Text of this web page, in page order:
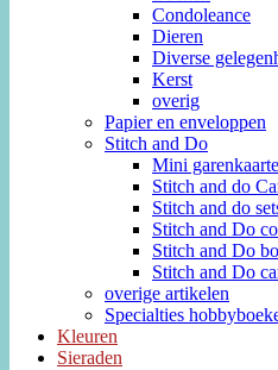
Condoleance
Dieren
Diverse
Kerst
overig
Papier en enveloppen
Stitch and Do
Mini
Stitch and do
Stitch and do
Stitch and Do
Stitch and Do
Stitch and Do
overige artikelen
Specialties
Kleuren
Sieraden